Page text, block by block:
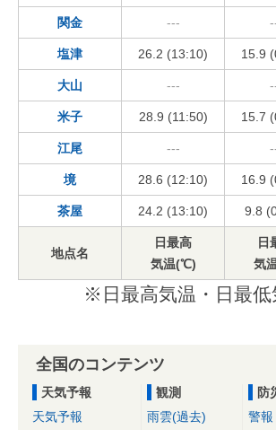
関金 ---
塩津 26.2 (13:10) 15.9
大山 ---
米子 28.9 (11:50) 15.7
江尾 ---
境 28.6 (12:10) 16.9
茶屋 24.2 (13:10) 9.8
地点名
日最高
気温(℃)
日
気
※日最高気温・日最
全国のコンテンツ
天気予報
天気予報
観測
雨雲(過去)
防
警報